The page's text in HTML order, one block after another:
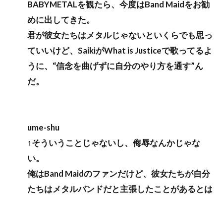
BABYMETALを観たら、今度はBand Maidをお勧
めに出してきた。
君が彼女たちはメタルじゃないといくらでも思っ
ていいけど、SaikiがWhat is Justiceで歌ってるよ
うに、“信念を曲げずに自分のやり方を通す”ん
だ。
ume-shu
↑そういうことじゃないし、侮辱なんかじゃな
い。
俺はBand Maidのファンだけど、彼女たちが自分
たちはメタルバンドだと主張したことがあるとは